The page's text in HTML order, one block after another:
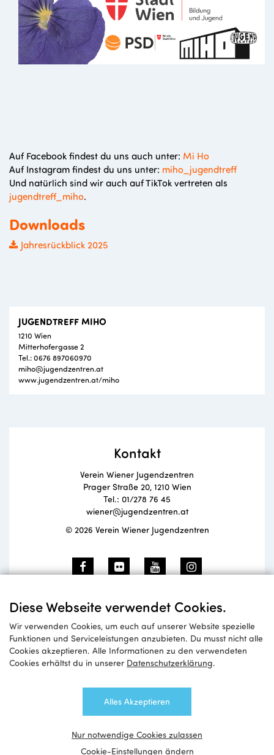
Diese Webseite verwendet Cookies.
Wir verwenden Cookies, um euch auf unserer Website spezielle
Funktionen und Serviceleistungen anzubieten. Du musst nicht alle
Cookies akzeptieren. Alle Informationen zu den verwendeten
Cookies erhältst du in unserer Datenschutzerklärung.
Alles Akzeptieren
Nur notwendige Cookies zulassen
Cookie-Einstellungen ändern
Auf Facebook findest du uns auch unter: Mi Ho
Auf Instagram findest du uns unter: miho_jugendtreff
Und natürlich sind wir auch auf TikTok vertreten als
jugendtreff_miho.
Downloads
Jahresrückblick 2025
JUGENDTREFF MIHO
1210 Wien
Mitterhofergasse 2
Tel.: 0676 897060970
miho@jugendzentren.at
www.jugendzentren.at/miho
Kontakt
Verein Wiener Jugendzentren
Prager Straße 20, 1210 Wien
Tel.: 01/278 76 45
wiener@jugendzentren.at
© 2026 Verein Wiener Jugendzentren
Newsletteranmeldung
Anmelden